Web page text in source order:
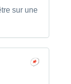
sur une